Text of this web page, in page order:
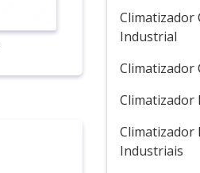
Climatizador
Industrial
Climatizador
Climatizador
Climatizador
Industriais